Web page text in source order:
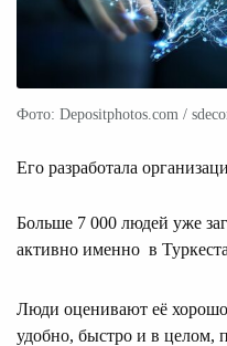
Фото: Depositphotos.com /
Его разработала
Больше 7 000 людей уже
активно именно в
Люди оценивают её хорошо
удобно, быстро и в целом,